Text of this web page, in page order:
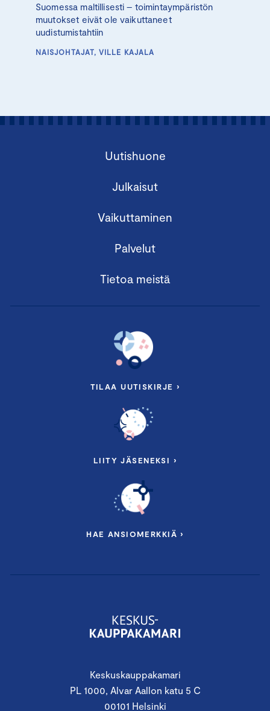
Suomessa maltillisesti – toimintaympäristön
muutokset eivät ole vaikuttaneet
uudistumistahtiin
NAISJOHTAJAT, VILLE KAJALA
Keskuskauppakamari
PL 1000, Alvar Aallon katu 5 C
00101 Helsinki
Uutishuone
Julkaisut
Vaikuttaminen
Palvelut
Tietoa meistä
TILAA UUTISKIRJE ›
LIITY JÄSENEKSI ›
HAE ANSIOMERKKIÄ ›